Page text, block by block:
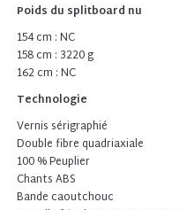
Poids du splitboard nu
154 cm : NC
158 cm : 3220 g
162 cm : NC
Technologie
Vernis sérigraphié
Double fibre quadriaxiale
100 % Peuplier
Chants ABS
Bande caoutchouc